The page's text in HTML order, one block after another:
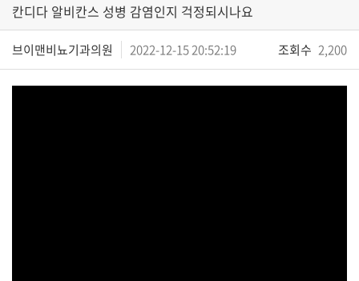
칸디다 알비칸스 성병 감염인지 걱정되시나요
브이맨비뇨기과의원 2022-12-15 20:52:19 조회수 2,200